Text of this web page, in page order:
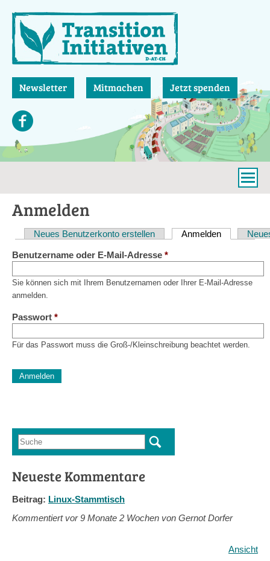
zum
Inhalt
Newsletter Mitmachen Jetzt spenden
Anmelden
Haupt-
Reiter
Neues Benutzerkonto erstellen Anmelden(aktiver
Benutzername oder E-Mail-Adresse *
Sie können sich mit Ihrem Benutzernamen oder Ihrer E-Mail-Adresse
anmelden.
Passwort *
Für das Passwort muss die Groß-/Kleinschreibung beachtet werden.
Diese Sicherheitsfrage überprüft, ob Sie ein menschlicher
Suchformular
Suche
Neueste Kommentare
Beitrag: Linux-Stammtisch
Kommentiert vor9 Monate 2 Wochen von Gernot Dorfer
Ansicht